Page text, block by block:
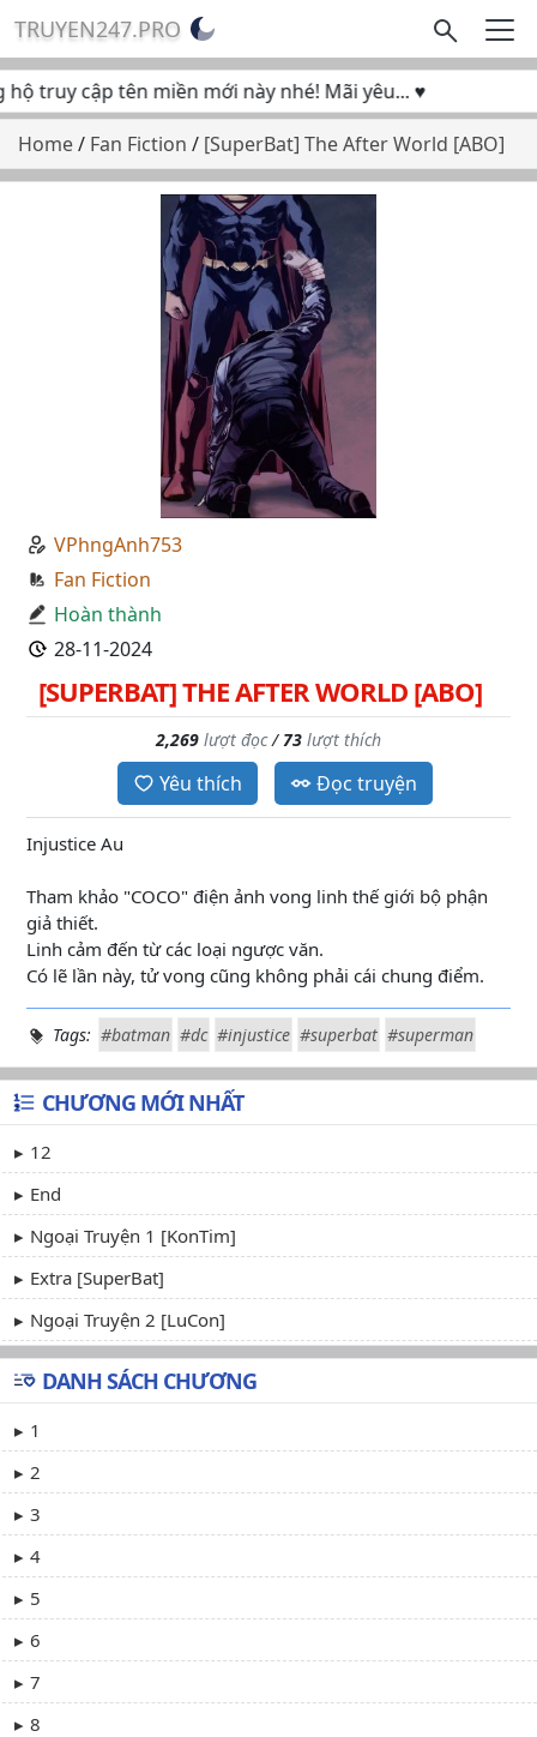
TRUYEN247.PRO
truy cập tên miền mới này nhé! Mãi yêu... ♥
Home/ Fan Fiction / [SuperBat] The After World [ABO]
VPhngAnh753
Fan Fiction
Hoàn thành
28-11-2024
[SUPERBAT] THE AFTER WORLD [ABO]
2,269 lượt đọc/73 lượt thích
Yêu thích Đọc truyện
Injustice Au
Tham khảo "COCO" điện ảnh vong linh thế giới bộ phận
giả thiết.
Linh cảm đến từ các loại ngược văn.
Có lẽ lần này, tử vong cũng không phải cái chung điểm.
Tags: #batman #dc #injustice #superbat #superman
CHƯƠNG MỚI NHẤT
12
End
Ngoại Truyện 1 [KonTim]
Extra [SuperBat]
Ngoại Truyện 2 [LuCon]
DANH SÁCH CHƯƠNG
1
2
3
4
5
6
7
8